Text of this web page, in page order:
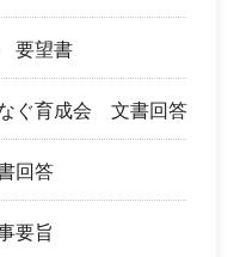
要望書
ぐ育成会 文書回答
回答
要旨